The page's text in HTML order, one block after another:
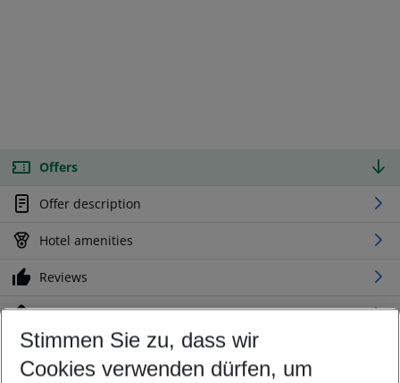
Offers
Offer description
Hotel amenities
Reviews
Location
Customize your offer
Stimmen Sie zu, dass wir
Cookies verwenden dürfen, um